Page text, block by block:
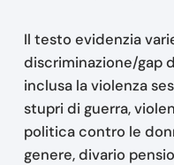
Il testo evidenzia
discriminazione/gap
inclusa la violenza
stupri di guerra,
politica contro le
genere, divario